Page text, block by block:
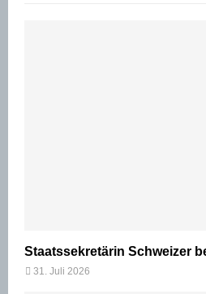
Staatssekretärin Schweizer
31. Juli 2026